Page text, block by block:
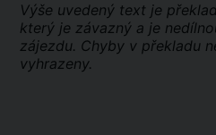
Výše uvedený text je
který je závazný a je
zájezdu. Chyby v překladu
vyhrazeny.